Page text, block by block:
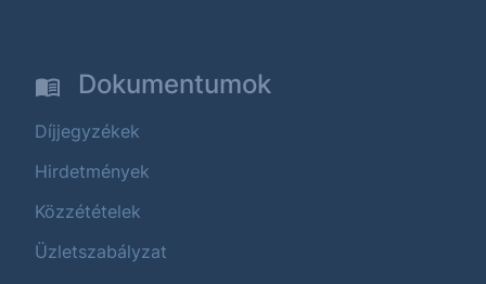
Dokumentumok
Díjjegyzékek
Hirdetmények
Közzétételek
Üzletszabályzat